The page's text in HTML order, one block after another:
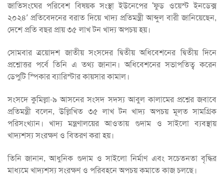
জাতিসংঘের পরিবেশ বিষয়ক সংস্থা ইউনেপের ‘ফুড ওয়েস্ট ইনডেক্স
২০২৪’ প্রতিবেদনের বরাত দিয়ে খাদ্য প্রতিমন্ত্রী আব্দুল বারী জানিয়েছেন,
দেশে প্রতি বছর প্রায় ৩৫ লাখ টন খাদ্য অপচয় হয়।
সোমবার ত্রয়োদশ জাতীয় সংসদের দ্বিতীয় অধিবেশনের দ্বিতীয় দিনে
প্রশ্নোত্তর পর্বে তিনি এ তথ্য জানান। অধিবেশনের সভাপতিত্ব করেন
ডেপুটি স্পিকার ব্যারিস্টার কায়সার কামাল।
সংসদে কুমিল্লা-৯ আসনের সংসদ সদস্য আবুল কালামের প্রশ্নের জবাবে
প্রতিমন্ত্রী বলেন, উল্লিখিত ৩৫ লাখ টন খাদ্য অপচয় মূলত সামগ্রিক
পরিসংখ্যান। খাদ্য মন্ত্রণালয়ের আওতায় গুদাম ও সাইলো ব্যবস্থায়
খাদ্যশস্য সংরক্ষণ ও বিতরণ করা হয়।
তিনি জানান, আধুনিক গুদাম ও সাইলো নির্মাণ এবং সচেতনতা বৃদ্ধির
মাধ্যমে খাদ্যশস্য সংরক্ষণ ও পরিবহনে অপচয় কমাতে কাজ চলছে।